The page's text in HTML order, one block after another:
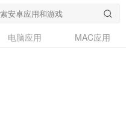
电脑应用
MAC应用